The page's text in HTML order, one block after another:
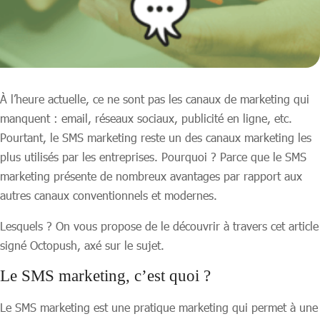
À l’heure actuelle, ce ne sont pas les canaux de marketing qui
manquent : email, réseaux sociaux, publicité en ligne, etc.
Pourtant, le SMS marketing reste un des canaux marketing les
plus utilisés par les entreprises. Pourquoi ? Parce que le SMS
marketing présente de nombreux avantages par rapport aux
autres canaux conventionnels et modernes.
Lesquels ? On vous propose de le découvrir à travers cet article
signé Octopush, axé sur le sujet.
Le SMS marketing, c’est quoi ?
Le SMS marketing est une pratique marketing qui permet à une